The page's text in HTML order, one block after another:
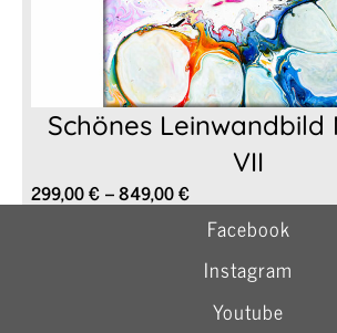
Schönes Leinwandbild
VII
299,00€–849,00€
299,00 €
bis
849,00 €
Facebook
Instagram
Youtube